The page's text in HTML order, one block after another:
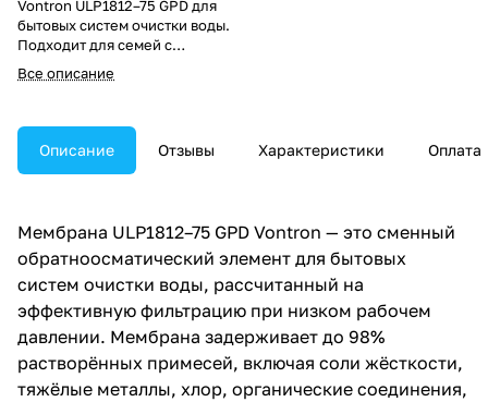
Vontron ULP1812–75 GPD для
бытовых систем очистки воды.
Подходит для семей с
повышенным расходом воды,
обеспечивает стабильную
производительность при
работе на пониженном
давлении.
Все описание
Описание Отзывы Характеристики Оплата
Мембрана ULP1812–75 GPD Vontron — это сменный
обратноосматический элемент для бытовых
систем очистки воды, рассчитанный на
эффективную фильтрацию при низком рабочем
давлении. Мембрана задерживает до 98%
растворённых примесей, включая соли жёсткости,
тяжёлые металлы, хлор, органические соединения,